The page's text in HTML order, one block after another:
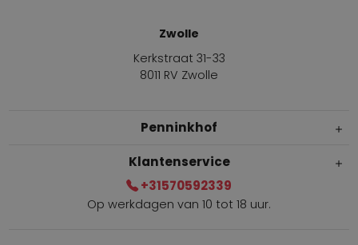
Zwolle
Kerkstraat 31-33
8011 RV Zwolle
Penninkhof
Klantenservice
+31570592339
Op werkdagen van 10 tot 18 uur.